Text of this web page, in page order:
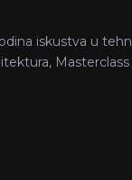
iskustva u